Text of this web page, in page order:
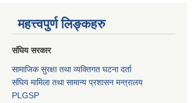
महत्त्वपुर्ण लिङ्कहरु
संघिय सरकार
सामाजिक सुरक्षा तथा व्यक्तिगत घटना दर्ता
संघिय मामिला तथा सामान्य प्रशासन मन्त्रालय
PLGSP